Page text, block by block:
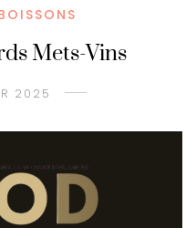
Mets-Vins
2025